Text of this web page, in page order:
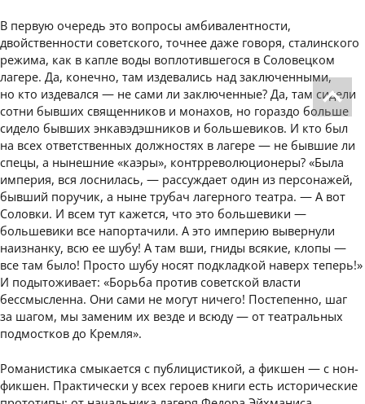
В первую очередь это вопросы амбивалентности,
двойственности советского, точнее даже говоря, сталинского
режима, как в капле воды воплотившегося в Соловецком
лагере. Да, конечно, там издевались над заключенными,
но кто издевался — не сами ли заключенные? Да, там сидели
сотни бывших священников и монахов, но гораздо больше
сидело бывших энкавэдэшников и большевиков. И кто был
на всех ответственных должностях в лагере — не бывшие ли
спецы, а нынешние «каэры», контрреволюционеры? «Была
империя, вся лоснилась, — рассуждает один из персонажей,
бывший поручик, а ныне трубач лагерного театра. — А вот
Соловки. И всем тут кажется, что это большевики —
большевики все напортачили. А это империю вывернули
наизнанку, всю ее шубу! А там вши, гниды всякие, клопы —
все там было! Просто шубу носят подкладкой наверх теперь!»
И подытоживает: «Борьба против советской власти
бессмысленна. Они сами не могут ничего! Постепенно, шаг
за шагом, мы заменим их везде и всюду — от театральных
подмостков до Кремля».
Романистика смыкается с публицистикой, а фикшен — с нон-
фикшен. Практически у всех героев книги есть исторические